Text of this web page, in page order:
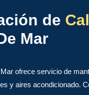
de
Mar
ofrece servicio de
y aires acondicionado.